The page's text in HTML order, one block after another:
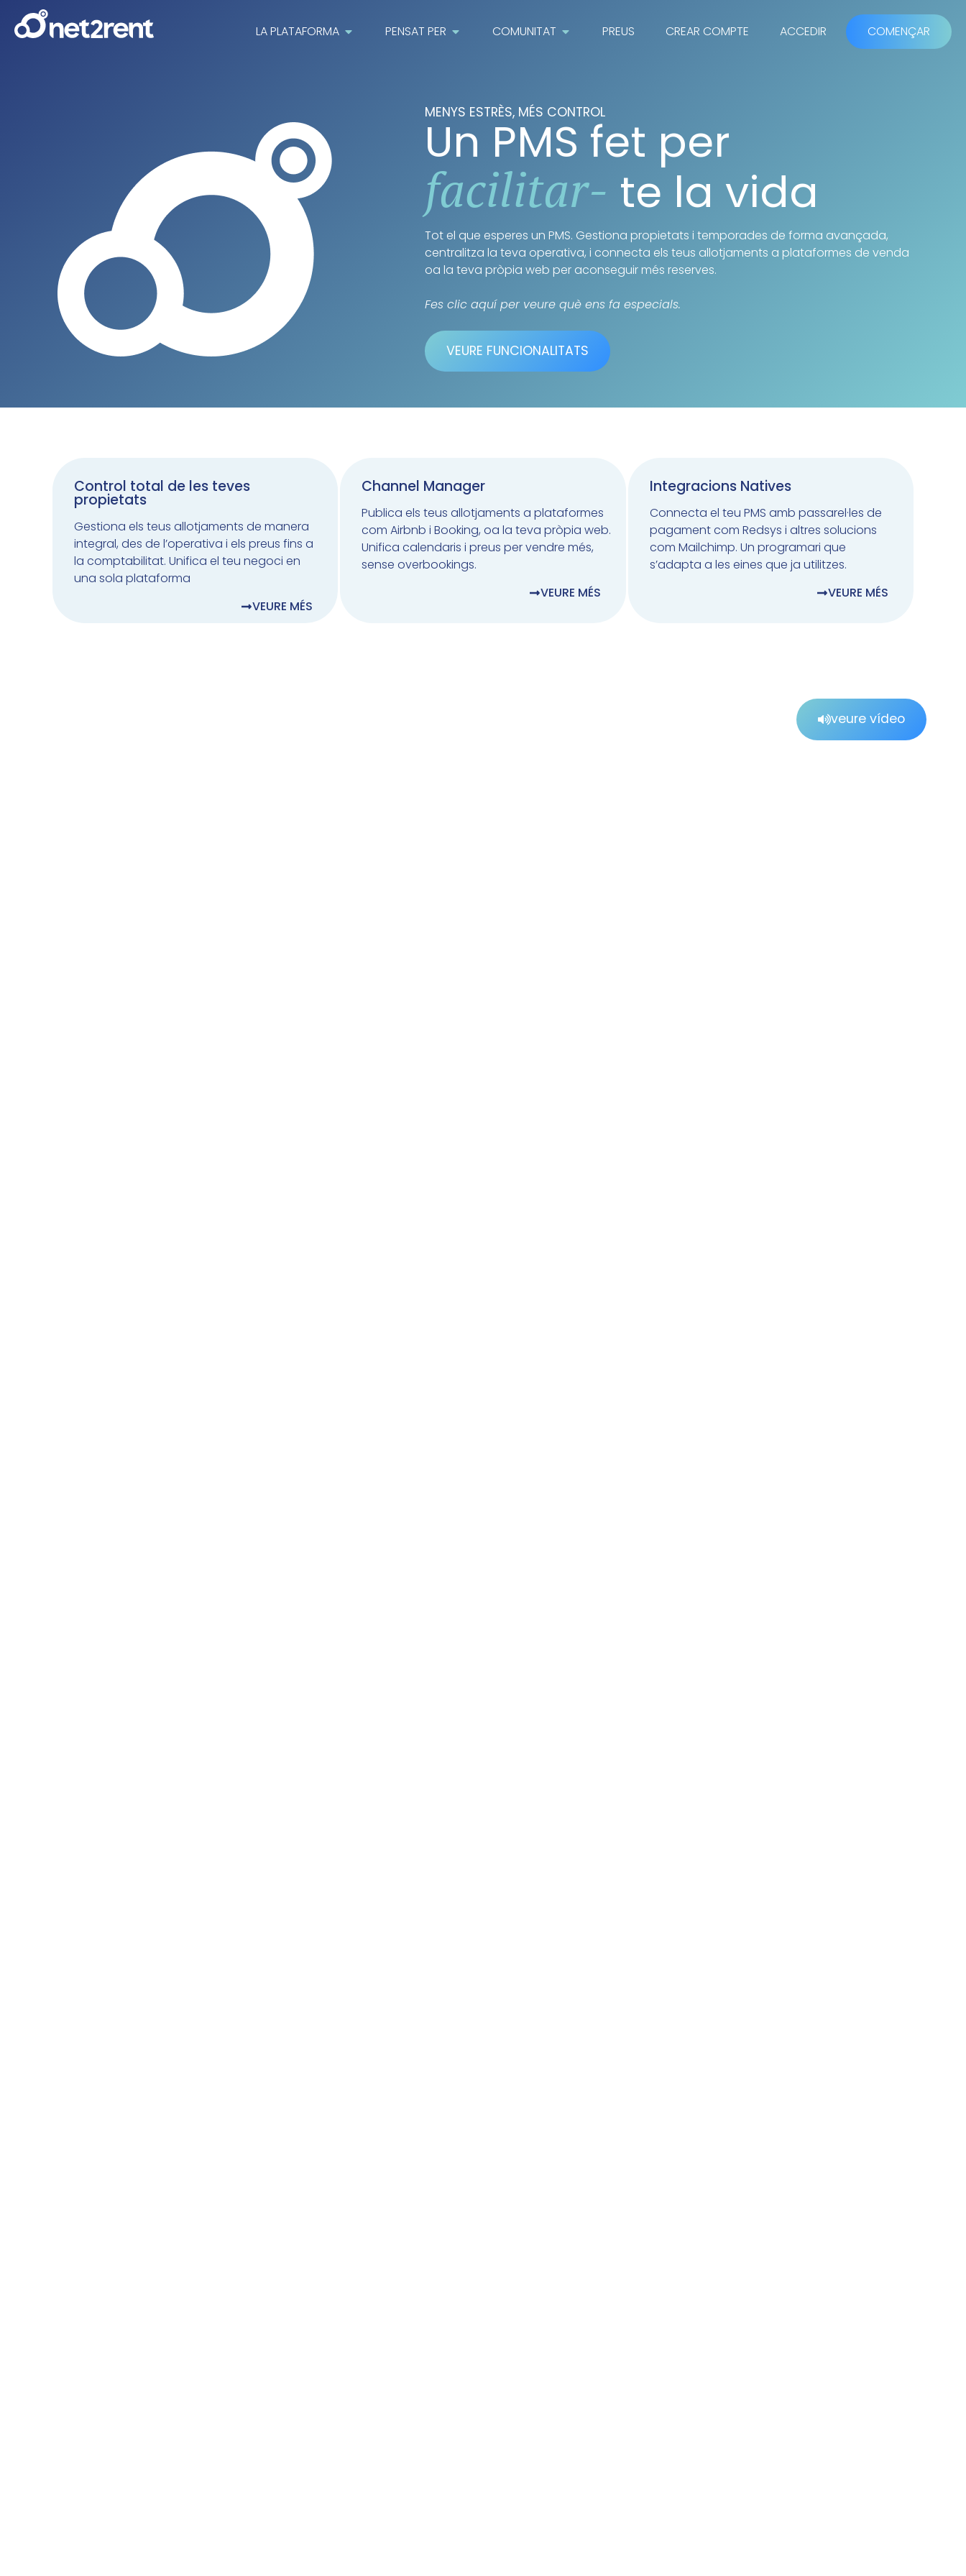
LA PLATAFORMA PENSAT PER COMUNITAT PREUS CREAR COMPTE ACCEDIR COMENÇAR
MENYS ESTRÈS, MÉS CONTROL
Un PMS fet per
facilitar- te la vida
Tot el que esperes un PMS. Gestiona propietats i temporades de forma avançada,
centralitza la teva operativa, i connecta els teus allotjaments a plataformes de venda
oa la teva pròpia web per aconseguir més reserves.
Fes clic aquí per veure què ens fa especials.
VEURE FUNCIONALITATS
Control total de les teves
propietats
Gestiona els teus allotjaments de manera
integral, des de l’operativa i els preus fins a
la comptabilitat. Unifica el teu negoci en
una sola plataforma
VEURE MÉS
Channel Manager
Publica els teus allotjaments a plataformes
com Airbnb i Booking, oa la teva pròpia web.
Unifica calendaris i preus per vendre més,
sense overbookings.
VEURE MÉS
Integracions Natives
Connecta el teu PMS amb passarel·les de
pagament com Redsys i altres solucions
com Mailchimp. Un programari que
s’adapta a les eines que ja utilitzes.
VEURE MÉS
veure vídeo